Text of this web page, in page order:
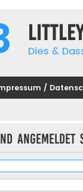
Dies &
/
angemeldet